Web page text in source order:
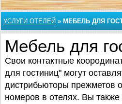
УСЛУГИ ОТЕЛЕЙ » МЕБЕЛЬ ДЛЯ
Мебель для
Свои контактные
для гостиниц" могут
дистрибьюторы прежметов
номеров в отелях. Вы